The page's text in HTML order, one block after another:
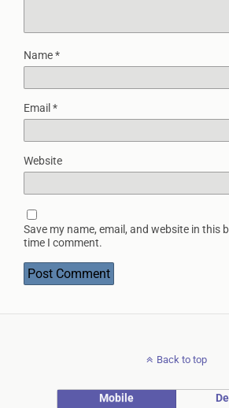
Name*
Email *
Website
Save my name, email, and website in this
time I comment.
Back to top
Mobile